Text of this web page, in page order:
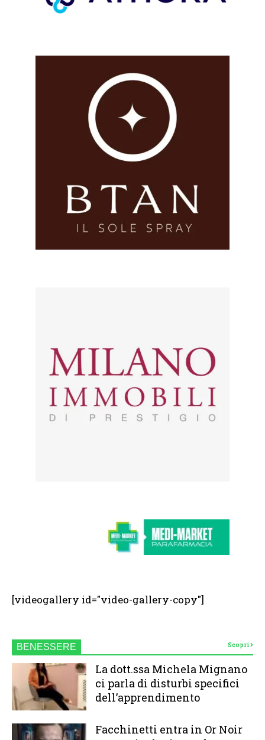
[videogallery id="video-gallery-copy"]
BENESSERE Scopri
La dott.ssa Michela Mignano
ci parla di disturbi specifici
dell’apprendimento
Facchinetti entra in Or Noir